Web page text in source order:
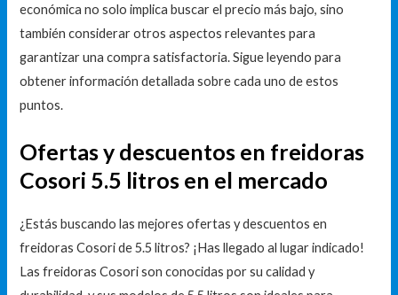
económica no solo implica buscar el precio más bajo, sino
también considerar otros aspectos relevantes para
garantizar una compra satisfactoria. Sigue leyendo para
obtener información detallada sobre cada uno de estos
puntos.
Ofertas y descuentos en freidoras
Cosori 5.5 litros en el mercado
¿Estás buscando las mejores ofertas y descuentos en
freidoras Cosori de 5.5 litros? ¡Has llegado al lugar indicado!
Las freidoras Cosori son conocidas por su calidad y